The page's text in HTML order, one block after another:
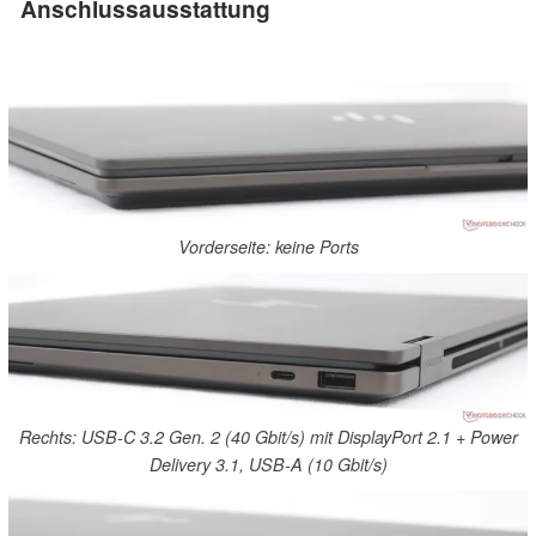
Anschlussausstattung
Vorderseite: keine Ports
Rechts: USB-C 3.2 Gen. 2 (40 Gbit/s) mit DisplayPort 2.1 + Power
Delivery 3.1, USB-A (10 Gbit/s)